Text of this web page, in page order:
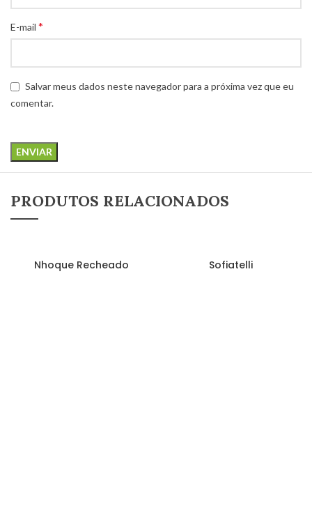
E-mail *
Salvar meus dados neste navegador para a próxima vez que eu
comentar.
PRODUTOS RELACIONADOS
Nhoque Recheado Sofiatelli